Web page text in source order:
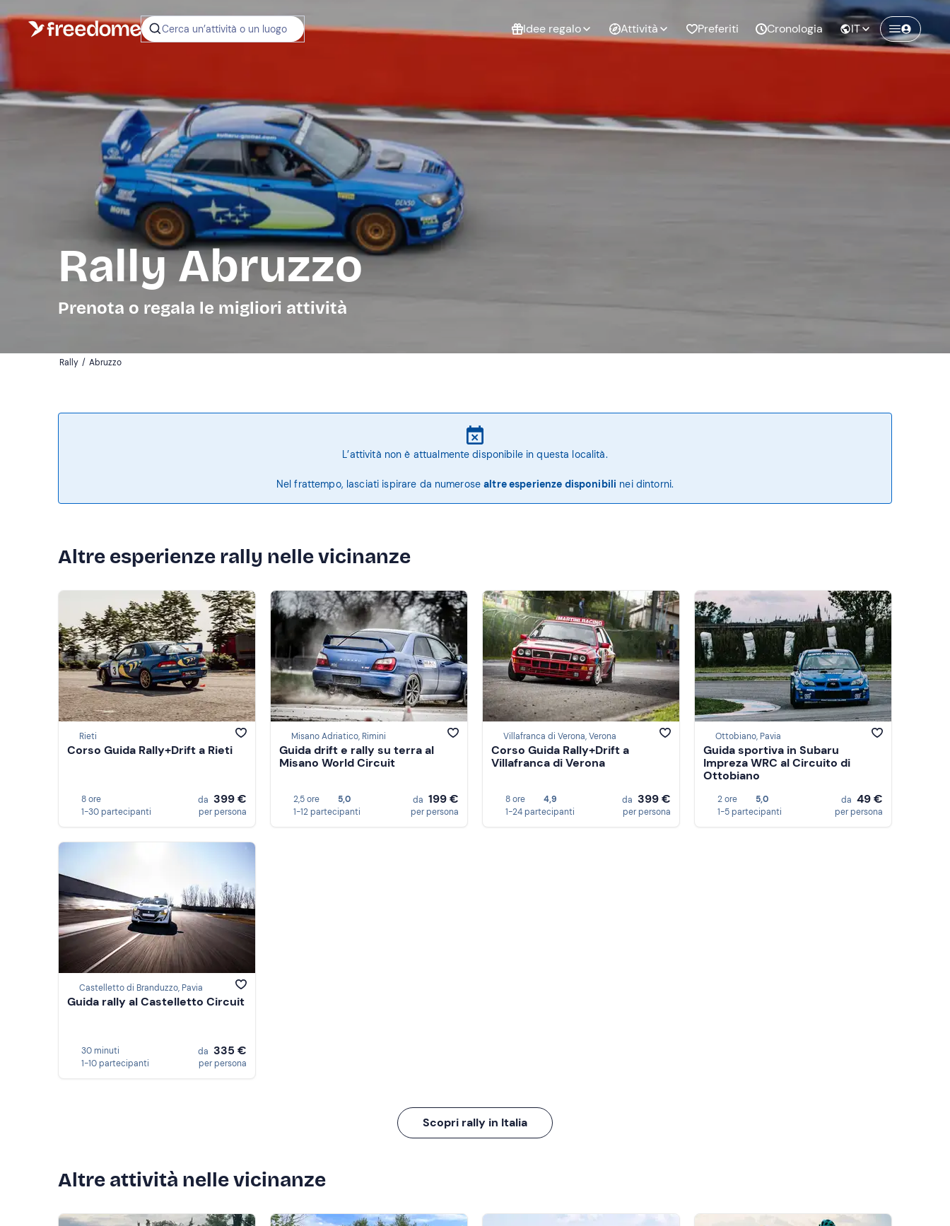
Cerca un’attività o un luogo Idee regalo
Gift Card Freedome
Un regalo digitale che
lascia la libertà di
scegliere esperienze
outdoor in tutta Italia.
Regala una Gift Card
Esperienze da
Esperienze di
Compleanno
Attività Preferiti Cronologia IT
Rally Abruzzo
Prenota o regala le migliori attività
Rally / Abruzzo
L’attività non è attualmente disponibile in questa località.
Nel frattempo, lasciati ispirare da numerosealtre esperienze disponibili nei dintorni.
Altre esperienze rally nelle vicinanze
Rieti
Corso Guida Rally+Drift a Rieti
8 ore
1-30 partecipanti
da 399 €
per persona
Misano Adriatico, Rimini
Guida drift e rally su terra al
Misano World Circuit
2,5 ore
5,0
1-12 partecipanti
da 199 €
per persona
Villafranca di Verona, Verona
Corso Guida Rally+Drift a
Villafranca di Verona
8 ore
4,9
1-24 partecipanti
da 399 €
per persona
Ottobiano, Pavia
Guida sportiva in Subaru
Impreza WRC al Circuito di
Ottobiano
2 ore
5,0
1-5 partecipanti
da 49 €
per persona
Castelletto di Branduzzo, Pavia
Guida rally al Castelletto Circuit
30 minuti
1-10 partecipanti
da 335 €
per persona
Scopri rally in Italia
Altre attività nelle vicinanze
Unisciti a una community di avventurieri
come te e colleziona ricordi indimenticabili!